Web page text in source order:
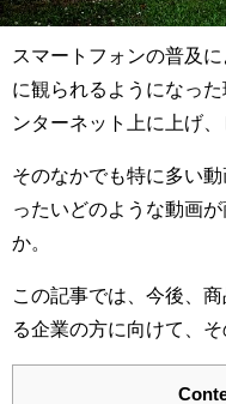
スマートフォンの普及
に観られるようになっ
ンターネット上に上げ
そのなかでも特に多い動
ったいどのような動画
か。
この記事では、今後、
る企業の方に向けて、そ